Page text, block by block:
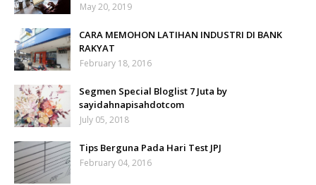
May 20, 2019
CARA MEMOHON LATIHAN INDUSTRI DI BANK
RAKYAT
February 18, 2016
Segmen Special Bloglist 7 Juta by
sayidahnapisahdotcom
July 05, 2018
Tips Berguna Pada Hari Test JPJ
February 04, 2016